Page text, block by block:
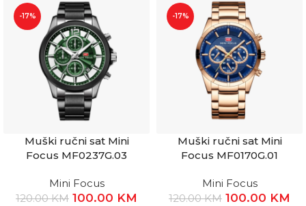
-17%
Muški ručni sat Mini
Focus MF0237G.03
Mini Focus
120.00KM 100.00 KM
-17%
Muški ručni sat Mini
Focus MF0170G.01
Mini Focus
120.00KM 100.00 KM